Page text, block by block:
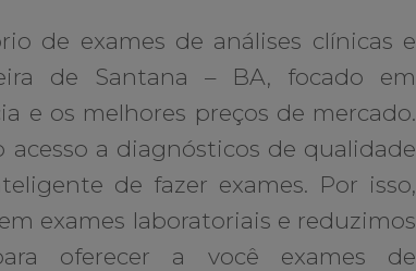
de exames de análises clínicas e
de Santana – BA, focado em
e os melhores preços de mercado.
acesso a diagnósticos de qualidade
de fazer exames. Por isso,
exames laboratoriais e reduzimos
oferecer a você exames de